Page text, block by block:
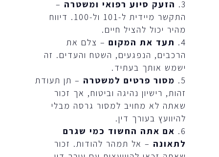
הזעק סיוע רפואי ומשטרה –
התקשר מיידית ל-101 ול-100. דיווח
מהיר יכול להציל חיים.
תעד את המקום – צלם את
הרכבים, הנפגעים, השטח והעדים. זה
ישמש אותך בעתיד.
מסור פרטים למשטרה – תן תעודת
זהות, רישיון נהיגה וביטוח, אך זכור
שאתה לא מחויב למסור גרסה מבלי
להיוועץ בעורך דין.
אם אתה החשוד כמי שגרם
לתאונה – אל תמהר להודות. זכור